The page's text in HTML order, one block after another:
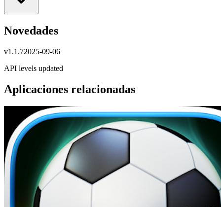
Novedades
v1.1.72025-09-06
API levels updated
Aplicaciones relacionadas